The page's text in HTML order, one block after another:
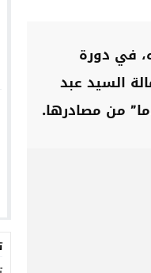
اليوم، الخميس 24 أكتوبر 2024 بمقره، في دورة
السيد عبد
من مصادرها.